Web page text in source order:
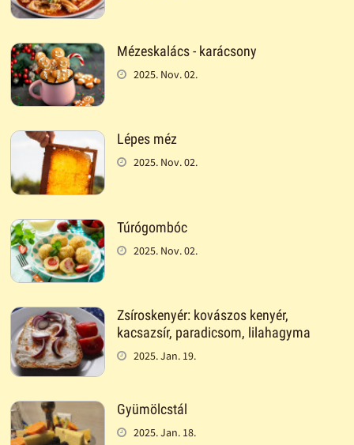
Mézeskalács - karácsony
2025. Nov. 02.
Lépes méz
2025. Nov. 02.
Túrógombóc
2025. Nov. 02.
Zsíroskenyér: kovászos kenyér,
kacsazsír, paradicsom, lilahagyma
2025. Jan. 19.
Gyümölcstál
2025. Jan. 18.